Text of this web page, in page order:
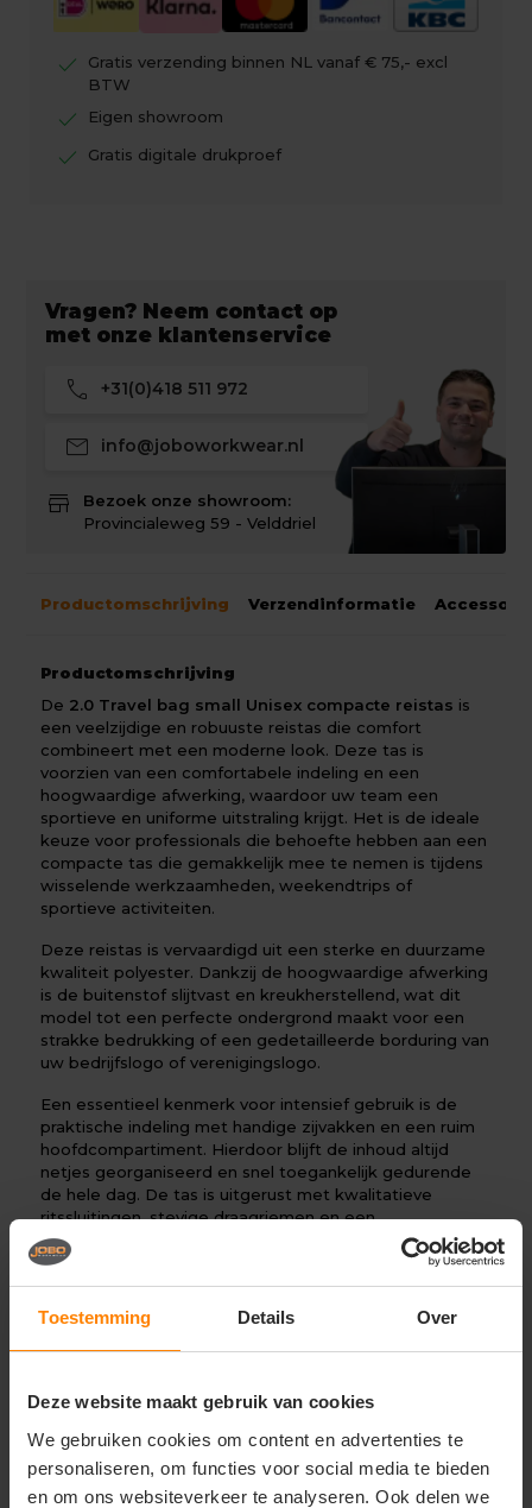
Toestemming Details Over
Deze website maakt gebruik van cookies
We gebruiken cookies om content en advertenties te
personaliseren, om functies voor social media te bieden
en om ons websiteverkeer te analyseren. Ook delen we
check
Gratis verzending binnen NL vanaf € 75,- excl
BTW
check Eigen showroom
check Gratis digitale drukproef
Vragen? Neem contact op
met onze klantenservice
call +31(0)418 511 972
mail info@joboworkwear.nl
store
Bezoek onze showroom:
Provincialeweg 59 - Velddriel
Productomschrijving Verzendinformatie
Productomschrijving
De 2.0 Travel bag small Unisex compacte reistas is
een veelzijdige en robuuste reistas die comfort
combineert met een moderne look. Deze tas is
voorzien van een comfortabele indeling en een
hoogwaardige afwerking, waardoor uw team een
sportieve en uniforme uitstraling krijgt. Het is de ideale
keuze voor professionals die behoefte hebben aan een
compacte tas die gemakkelijk mee te nemen is tijdens
wisselende werkzaamheden, weekendtrips of
sportieve activiteiten.
Deze reistas is vervaardigd uit een sterke en duurzame
kwaliteit polyester. Dankzij de hoogwaardige afwerking
is de buitenstof slijtvast en kreukherstellend, wat dit
model tot een perfecte ondergrond maakt voor een
strakke bedrukking of een gedetailleerde borduring van
uw bedrijfslogo of verenigingslogo.
Een essentieel kenmerk voor intensief gebruik is de
praktische indeling met handige zijvakken en een ruim
hoofdcompartiment. Hierdoor blijft de inhoud altijd
netjes georganiseerd en snel toegankelijk gedurende
de hele dag. De tas is uitgerust met kwalitatieve
ritssluitingen, stevige draagriemen en een
comfortabele, verstelbare schouderband voor optimaal
draaggemak.
deze tas breed inzetbaar voor elk team en eenvoudig
te personaliseren met eigen branding. Deze travel bag
functionaliteit, opberggemak en een representatieve
uitstraling onderweg.
Perfect voor:
Representatieve bedrijfskleding en handige